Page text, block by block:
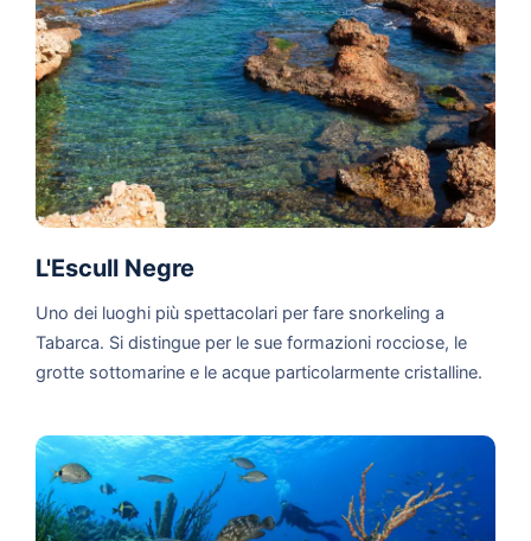
L'Escull Negre
Uno dei luoghi più spettacolari per fare snorkeling a
Tabarca. Si distingue per le sue formazioni rocciose, le
grotte sottomarine e le acque particolarmente cristalline.